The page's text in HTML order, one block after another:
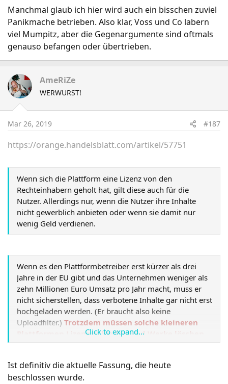
Zwecke der Gewinnerzielung bewirbt."
https://www.pcwelt.de/ratgeber/Arti...heck-zur-EU-
Urheberrechtsreform-10557035.html
Manchmal glaub ich hier wird auch ein bisschen zuviel
Panikmache betrieben. Also klar, Voss und Co labern
viel Mumpitz, aber die Gegenargumente sind oftmals
genauso befangen oder übertrieben.
AmeRiZe
WERWURST!
Mar 26, 2019 #187
https://orange.handelsblatt.com/artikel/57751
Wenn sich die Plattform eine Lizenz von den
Rechteinhabern geholt hat, gilt diese auch für die
Nutzer. Allerdings nur, wenn die Nutzer ihre Inhalte
nicht gewerblich anbieten oder wenn sie damit nur
wenig Geld verdienen.
Wenn es den Plattformbetreiber erst kürzer als drei
Jahre in der EU gibt und das Unternehmen weniger als
zehn Millionen Euro Umsatz pro Jahr macht, muss er
nicht sicherstellen, dass verbotene Inhalte gar nicht erst
hochgeladen werden. (Er braucht also keine
Uploadfilter.) Trotzdem müssen solche kleineren
Plattformen Lizenzen kaufen und Werke löschen,
bei denen die Rechteinhaber einen
deine Plattform mehr als fünf Millionen Besucher im
Monat hat, brauchst du Uploadfilter doch.
Click to expand...
Ist definitiv die aktuelle Fassung, die heute
beschlossen wurde.